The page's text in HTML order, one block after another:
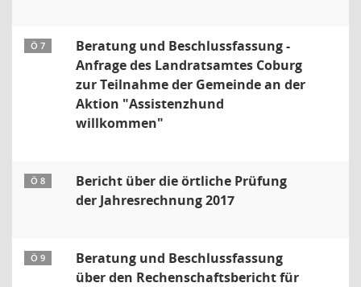
Ö 7
Beratung und Beschlussfassung -
Anfrage des Landratsamtes Coburg
zur Teilnahme der Gemeinde an der
Aktion "Assistenzhund
willkommen"
Ö 8
Bericht über die örtliche Prüfung
der Jahresrechnung 2017
Ö 9
Beratung und Beschlussfassung
über den Rechenschaftsbericht für